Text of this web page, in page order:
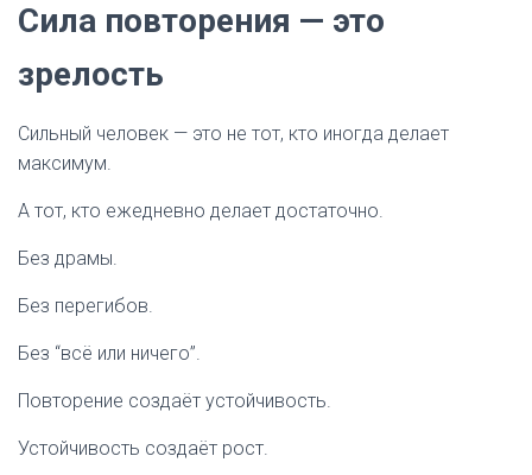
Сила повторения — это
зрелость
Сильный человек — это не тот, кто иногда делает
максимум.
А тот, кто ежедневно делает достаточно.
Без драмы.
Без перегибов.
Без “всё или ничего”.
Повторение создаёт устойчивость.
Устойчивость создаёт рост.